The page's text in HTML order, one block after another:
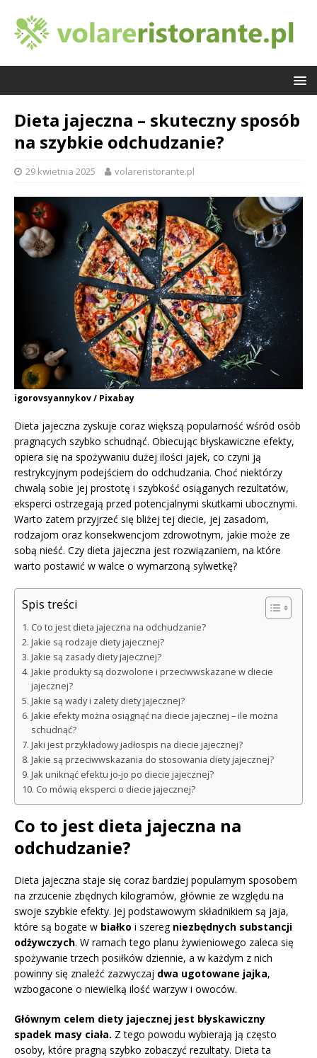
Dieta jajeczna – skuteczny sposób
na szybkie odchudzanie?
29 kwietnia 2025 volareristorante.pl
igorovsyannykov / Pixabay
Dieta jajeczna zyskuje coraz większą popularność wśród osób
pragnących szybko schudnąć. Obiecując błyskawiczne efekty,
opiera się na spożywaniu dużej ilości jajek, co czyni ją
restrykcyjnym podejściem do odchudzania. Choć niektórzy
chwalą sobie jej prostotę i szybkość osiąganych rezultatów,
eksperci ostrzegają przed potencjalnymi skutkami ubocznymi.
Warto zatem przyjrzeć się bliżej tej diecie, jej zasadom,
rodzajom oraz konsekwencjom zdrowotnym, jakie może ze
sobą nieść. Czy dieta jajeczna jest rozwiązaniem, na które
warto postawić w walce o wymarzoną sylwetkę?
Spis treści
Co to jest dieta jajeczna na odchudzanie?
Jakie są rodzaje diety jajecznej?
Jakie są zasady diety jajecznej?
Jakie produkty są dozwolone i przeciwwskazane w diecie
jajecznej?
Jakie są wady i zalety diety jajecznej?
Jakie efekty można osiągnąć na diecie jajecznej – ile można
schudnąć?
Jaki jest przykładowy jadłospis na diecie jajecznej?
Jakie są przeciwwskazania do stosowania diety jajecznej?
Jak uniknąć efektu jo-jo po diecie jajecznej?
Co mówią eksperci o diecie jajecznej?
Co to jest dieta jajeczna na
odchudzanie?
Dieta jajeczna staje się coraz bardziej popularnym sposobem
na zrzucenie zbędnych kilogramów, głównie ze względu na
swoje szybkie efekty. Jej podstawowym składnikiem są jaja,
które są bogate w białko i szereg niezbędnych substancji
odżywczych. W ramach tego planu żywieniowego zaleca się
spożywanie trzech posiłków dziennie, a w każdym z nich
powinny się znaleźć zazwyczaj dwa ugotowane jajka,
wzbogacone o niewielką ilość warzyw i owoców.
Głównym celem diety jajecznej jest błyskawiczny
spadek masy ciała. Z tego powodu wybierają ją często
osoby, które pragną szybko zobaczyć rezultaty. Dieta ta